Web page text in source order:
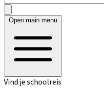
Open main menu
Vind je schoolreis